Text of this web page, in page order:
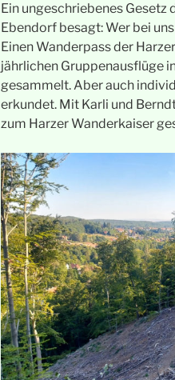
Ein ungeschriebenes
Ebendorf besagt: Wer bei
Einen Wanderpass der
jährlichen Gruppenausflüge
gesammelt. Aber auch
erkundet. Mit Karli und
zum Harzer Wanderkaiser